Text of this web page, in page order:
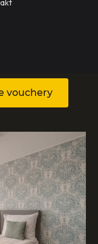
vouchery